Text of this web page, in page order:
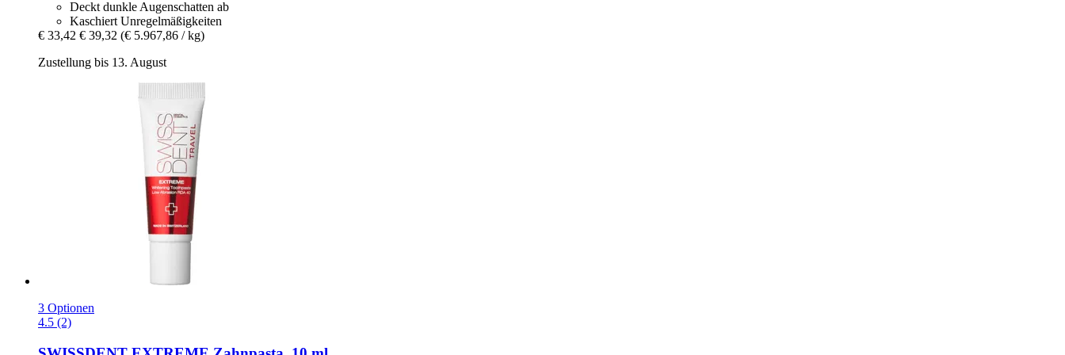
Deckt dunkle Augenschatten ab
Kaschiert Unregelmäßigkeiten
€ 33,42 € 39,32 (€ 5.967,86 / kg)
Zustellung bis 13. August
3 Optionen
4.5 (2)